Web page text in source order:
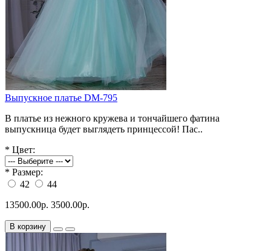
Выпускное платье DM-795
В платье из нежного кружева и тончайшего фатина
выпускница будет выглядеть принцессой! Пас..
* Цвет:
* Размер:
42
44
13500.00р. 3500.00р.
В корзину